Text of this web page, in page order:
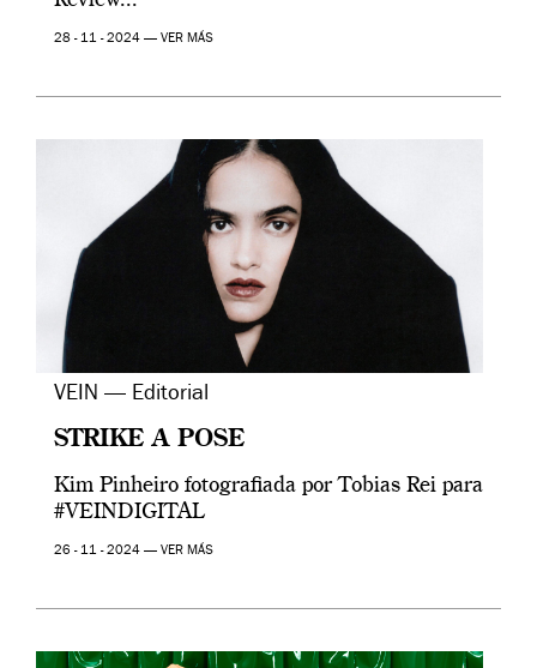
28 - 11 - 2024 — VER MÁS
VEIN — Editorial
STRIKE A POSE
Kim Pinheiro fotografiada por Tobias Rei para
#VEINDIGITAL
26 - 11 - 2024 — VER MÁS